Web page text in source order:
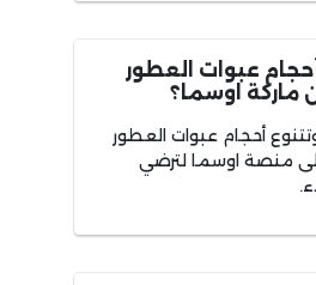
عبوات العطور
ماركة اوسما؟
أحجام عبوات العطور
منصة اوسما لترضي